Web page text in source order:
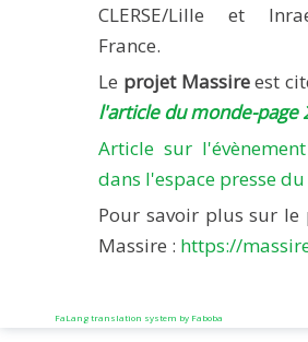
CLERSE/Lille et
France.
Le projet Massireest
l'article du monde-page
Article sur
dans l'espace presse
Pour savoir plus sur le
Massire : https://
FaLang translation system by Faboba